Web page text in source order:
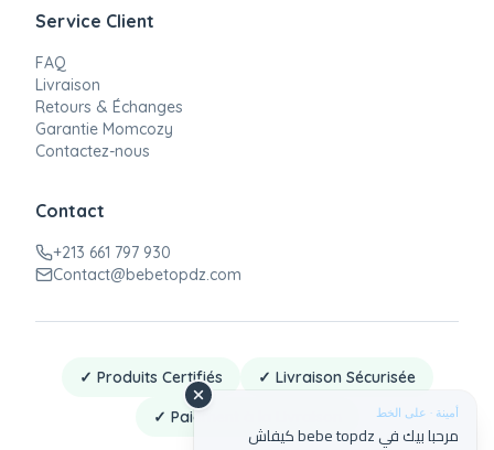
أمينة · على الخط
مرحبا بيك في bebe topdz كيفاش
Service Client
FAQ
Livraison
Retours & Échanges
Garantie Momcozy
Contactez-nous
Contact
+213 661 797 930
Contact@bebetopdz.com
✓ Produits Certifiés
✓ Livraison Sécurisée
✓ Paiement à la Livraison